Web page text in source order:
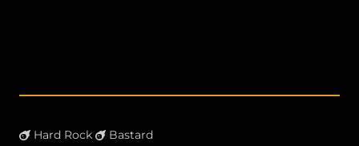
Hard Rock Bastard